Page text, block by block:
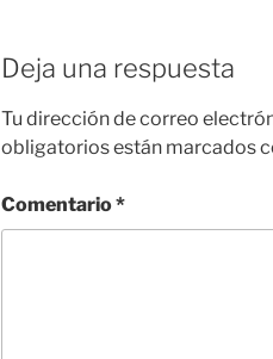
Deja una respuesta
Tu dirección de correo
obligatorios están marcados
Comentario*